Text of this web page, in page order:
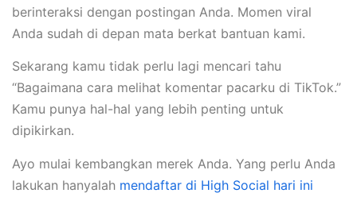
berinteraksi dengan postingan Anda. Momen viral
Anda sudah di depan mata berkat bantuan kami.
Sekarang kamu tidak perlu lagi mencari tahu
“Bagaimana cara melihat komentar pacarku di TikTok.”
Kamu punya hal-hal yang lebih penting untuk
dipikirkan.
Ayo mulai kembangkan merek Anda. Yang perlu Anda
lakukan hanyalah mendaftar di High Social hari ini